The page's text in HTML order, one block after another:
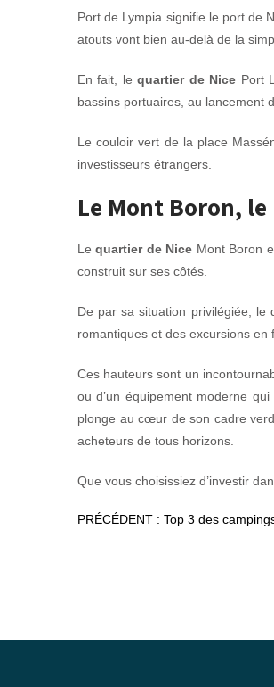
Port de Lympia signifie le port de
atouts vont bien au-delà de la
En fait, lequartier de Nice Port
bassins portuaires, au lancement
Le couloir vert de la place
investisseurs étrangers.
Le Mont Boron,
Lequartier de Nice Mont Boron
construit sur ses côtés.
De par sa situation privilégiée,
romantiques et des excursions en
Ces hauteurs sont un
ou d’un équipement moderne
plonge au cœur de son cadre
acheteurs de tous horizons.
Que vous choisissiez d’investir
PRÉCÉDENT : Top 3 des